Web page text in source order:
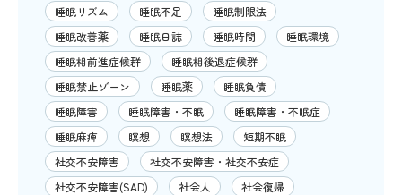
睡眠リズム
睡眠不足
睡眠制限法
睡眠改善薬
睡眠日誌 睡眠時間
睡眠環境
睡眠相前進症候群
睡眠相後退症候群
睡眠禁止ゾーン
睡眠薬
睡眠負債
睡眠障害
睡眠障害・不眠
睡眠障害・不眠症
睡眠麻痺
瞑想 瞑想法
短期不眠
社交不安障害
社交不安障害・社交不安症
社交不安障害(SAD)
社会人
社会復帰